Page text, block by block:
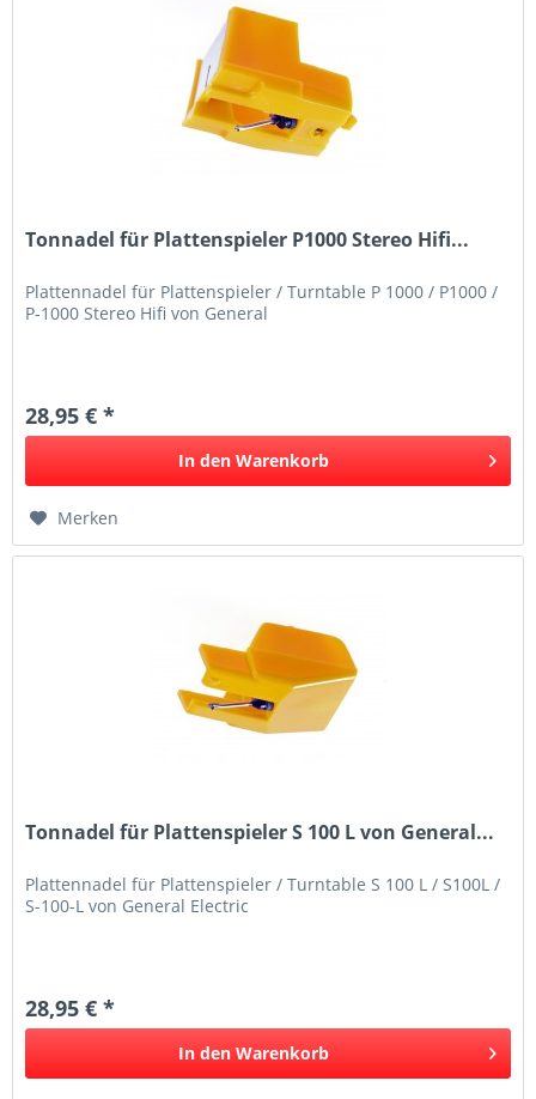
Tonnadel für Plattenspieler P1000 Stereo Hifi...
Plattennadel für Plattenspieler / Turntable P 1000 / P1000 /
P-1000 Stereo Hifi von General
28,95 € *
In den Warenkorb
Merken
Tonnadel für Plattenspieler S 100 L von General...
Plattennadel für Plattenspieler / Turntable S 100 L / S100L /
S-100-L von General Electric
28,95 € *
In den Warenkorb